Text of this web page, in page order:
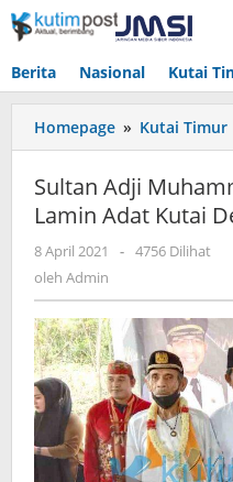
Lewati
ke
Berita Nasional Kutai
Homepage » Kutai Timur
Sultan Adji
Lamin Adat Kutai
8 April 2021
oleh
- 4756 Dilihat
oleh Admin